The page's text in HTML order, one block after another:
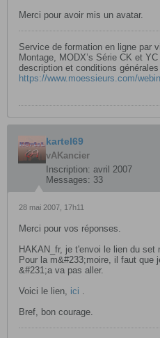
Merci pour avoir mis un avatar.
Service de formation en ligne par
Montage, MODX’s Série CK et
description et conditions
https://www.moessieurs.com/
kartel69
vAKancier
Inscription: avril 2007
Messages: 33
28 mai 2007, 17h11
Merci pour vos réponses.
HAKAN_fr, je t'envoi le lien du set
Pour la m&#233;moire, il faut que
&#231;a va pas aller.
Voici le lien, ici .
Bref, bon courage.